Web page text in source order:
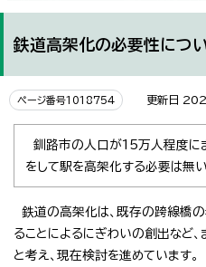
鉄道高架化の必要性につ
ページ番号1018754 更新日
釧路市の人口が15万人程度に
をして駅を高架化する必要は無
鉄道の高架化は、既存の跨線橋
ることによるにぎわいの創出など
と考え、現在検討を進めています。